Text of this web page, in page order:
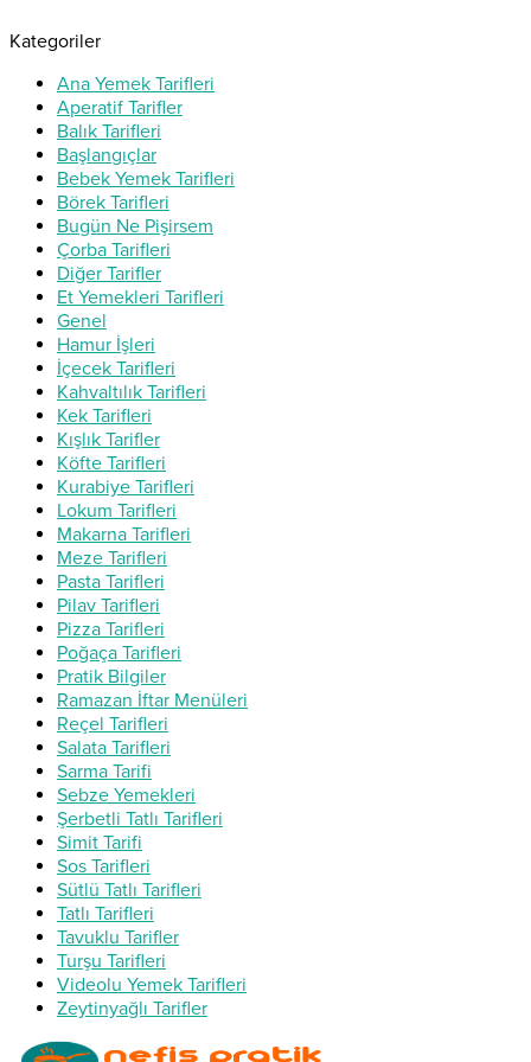
Kategoriler
Ana Yemek Tarifleri
Aperatif Tarifler
Balık Tarifleri
Başlangıçlar
Bebek Yemek Tarifleri
Börek Tarifleri
Bugün Ne Pişirsem
Çorba Tarifleri
Diğer Tarifler
Et Yemekleri Tarifleri
Genel
Hamur İşleri
İçecek Tarifleri
Kahvaltılık Tarifleri
Kek Tarifleri
Kışlık Tarifler
Köfte Tarifleri
Kurabiye Tarifleri
Lokum Tarifleri
Makarna Tarifleri
Meze Tarifleri
Pasta Tarifleri
Pilav Tarifleri
Pizza Tarifleri
Poğaça Tarifleri
Pratik Bilgiler
Ramazan İftar Menüleri
Reçel Tarifleri
Salata Tarifleri
Sarma Tarifi
Sebze Yemekleri
Şerbetli Tatlı Tarifleri
Simit Tarifi
Sos Tarifleri
Sütlü Tatlı Tarifleri
Tatlı Tarifleri
Tavuklu Tarifler
Turşu Tarifleri
Videolu Yemek Tarifleri
Zeytinyağlı Tarifler